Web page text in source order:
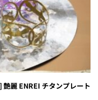
麗 ENREI チタンプレート